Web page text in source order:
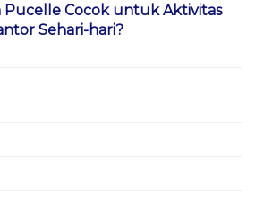
Pucelle Cocok untuk Aktivitas
Sehari-hari?